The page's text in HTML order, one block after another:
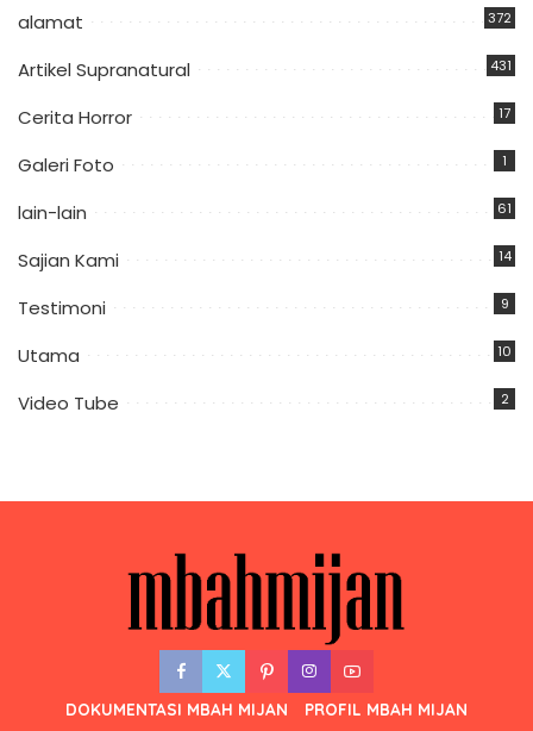
alamat 372
Artikel Supranatural 431
Cerita Horror 17
Galeri Foto 1
lain-lain 61
Sajian Kami 14
Testimoni 9
Utama 10
Video Tube 2
DOKUMENTASI MBAH MIJAN
PROFIL MBAH MIJAN